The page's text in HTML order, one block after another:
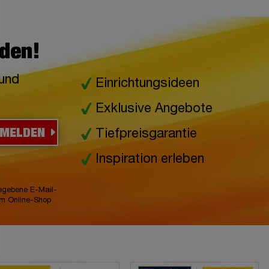
E-Mail-
Online-Shop
Einrichtungsideen
Exklusive Angebote
Tiefpreisgarantie
Inspiration erleben